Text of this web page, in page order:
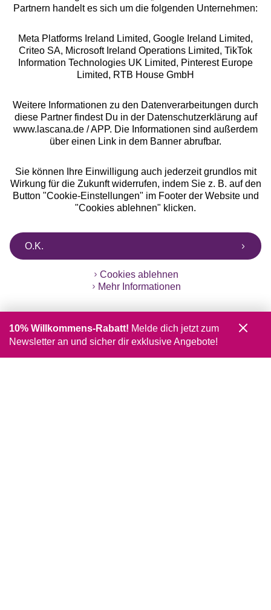
Alle Preise inkl. MwSt., zzgl.
Versandkosten
** Bonität vorausgesetzt, berechtigt zur Bonitätsprüfung
Partnern handelt es sich um die folgenden Unternehmen:
Meta Platforms Ireland Limited, Google Ireland Limited,
Criteo SA, Microsoft Ireland Operations Limited, TikTok
Information Technologies UK Limited, Pinterest Europe
Limited, RTB House GmbH
Weitere Informationen zu den Datenverarbeitungen durch
diese Partner findest Du in der Datenschutzerklärung auf
www.lascana.de / APP. Die Informationen sind außerdem
über einen Link in dem Banner abrufbar.
Sie können Ihre Einwilligung auch jederzeit grundlos mit
Wirkung für die Zukunft widerrufen, indem Sie z. B. auf den
Button "Cookie-Einstellungen" im Footer der Website und
"Cookies ablehnen" klicken.
O.K.
Cookies ablehnen
Mehr Informationen
10% Willkommens-Rabatt! Melde dich jetzt zum
Newsletter an und sicher dir exklusive Angebote!